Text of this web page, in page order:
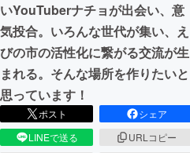
いYouTuberナチョが出会い、意
気投合。いろんな世代が集い、え
びの市の活性化に繋がる交流が生
まれる。そんな場所を作りたいと
思っています！
ポスト
シェア
LINEで送る
URLコピー